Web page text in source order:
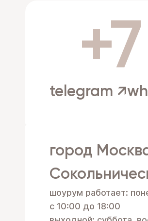
telegram ↗
город
шоурум работает:
с 10:00 до 18:00